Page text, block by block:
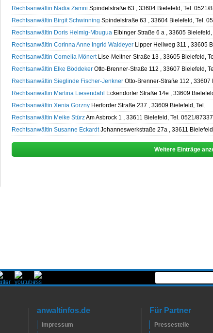
Rechtsanwältin Nadia Zamni Spindelstraße 63 , 33604 Bielefeld, Tel. 0521/
Rechtsanwältin Birgit Schwinning Spindelstraße 63 , 33604 Bielefeld, Tel.
Rechtsanwältin Doris Helmig-MbuguaElbinger Straße 6 a , 33605
Rechtsanwältin Corinna Anne Ingrid WaldeyerLipper Hellweg 311 , 33605
Rechtsanwältin Cornelia MönertLise-Meitner-Straße 13 , 33605 Bielefeld,
Rechtsanwältin Elke BöddekerOtto-Brenner-Straße 112 , 33607 Bielefeld,
Rechtsanwältin Sieglinde Fischer-JenknerOtto-Brenner-Straße 112 , 33607
Rechtsanwältin Martina Liesendahl
Eckendorfer Straße 14e , 33609
Rechtsanwältin Xenia GorznyHerforder Straße 237 , 33609 Bielefeld, Tel.
Rechtsanwältin Meike StürzAm Asbrock 1 , 33611 Bielefeld, Tel. 0521/
Rechtsanwältin Susanne EckardtJohanneswerkstraße 27a , 33611
Weitere Einträge
anwaltinfos.de
Impressum
Für Partner
Pressestelle